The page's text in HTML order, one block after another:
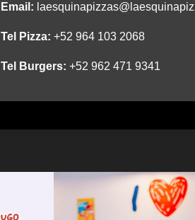
Email:
Tel Pizza: +52 964 103 2068
Tel Burgers: +52 962 471 9341